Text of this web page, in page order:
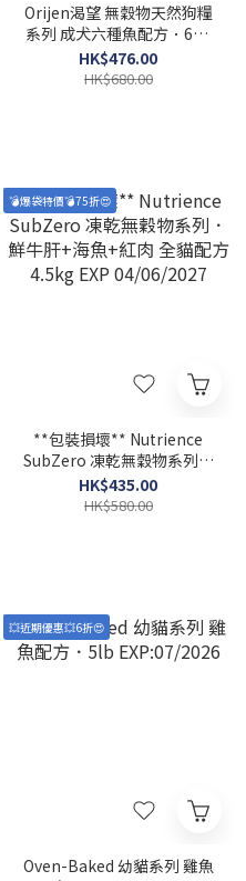
Orijen渴望 無穀物天然狗糧
系列 成犬六種魚配方．6kg
EXP:10/2026
HK$476.00
HK$680.00
💣爆袋特價💣75折😍
**包裝損壞** Nutrience
SubZero 凍乾無穀物系列．
鮮牛肝+海魚+紅肉 全貓配方
4.5kg EXP 04/06/2027
HK$435.00
HK$580.00
💥近期優惠💥6折😍
Oven-Baked 幼貓系列 雞魚